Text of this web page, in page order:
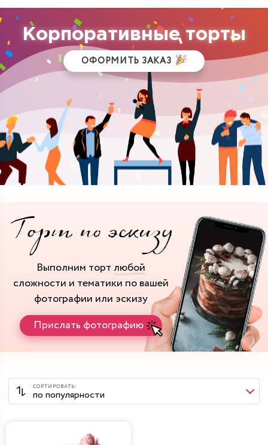
Корпоративные торты
ОФОРМИТЬ ЗАКАЗ
Выполним торт любой
сложности и тематики по вашей
фотографии или эскизу
Прислать фотографию